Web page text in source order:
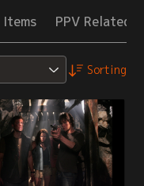
PPV Related
Sorting